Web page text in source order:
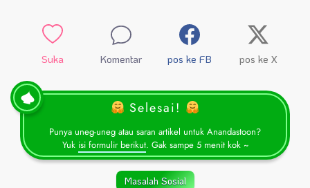
Suka Komentar pos ke FB pos ke X
Selesai!
Punya uneg-uneg atau saran artikel untuk Anandastoon?
Yuk isi formulir berikut. Gak sampe 5 menit kok ~
Masalah Sosial